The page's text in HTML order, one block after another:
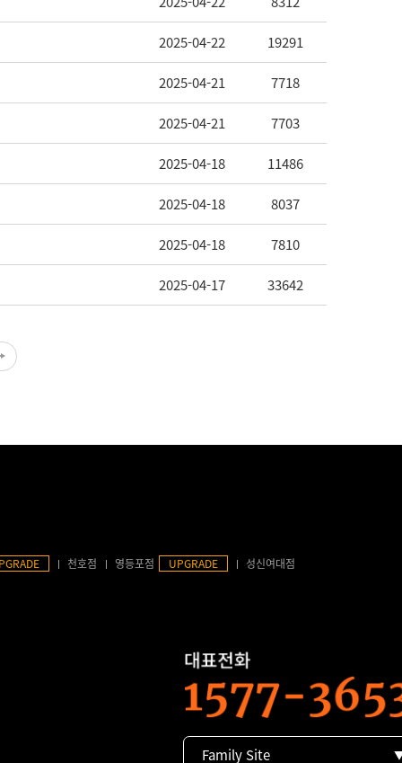
2025-04-22 19291
2025-04-21 7718
2025-04-21 7703
2025-04-18 11486
2025-04-18 8037
2025-04-18 7810
2025-04-17 33642
천호점 영등포점 UPGRADE 성신여대점
Family Site